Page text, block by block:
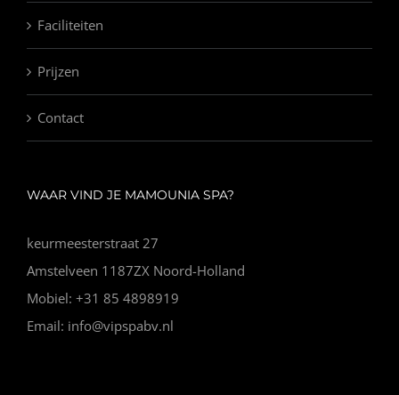
Faciliteiten
Prijzen
Contact
WAAR VIND JE MAMOUNIA SPA?
keurmeesterstraat 27
Amstelveen 1187ZX Noord-Holland
Mobiel: +31 85 4898919
Email: info@vipspabv.nl